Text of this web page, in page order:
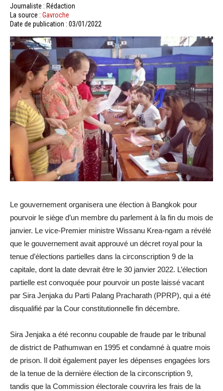
Journaliste : Rédaction
La source : Gavroche
Date de publication : 03/01/2022
Le gouvernement organisera une élection à Bangkok pour
pourvoir le siège d’un membre du parlement à la fin du mois de
janvier. Le vice-Premier ministre Wissanu Krea-ngam a révélé
que le gouvernement avait approuvé un décret royal pour la
tenue d’élections partielles dans la circonscription 9 de la
capitale, dont la date devrait être le 30 janvier 2022. L’élection
partielle est convoquée pour pourvoir un poste laissé vacant
par Sira Jenjaka du Parti Palang Pracharath (PPRP), qui a été
disqualifié par la Cour constitutionnelle fin décembre.
Sira Jenjaka a été reconnu coupable de fraude par le tribunal
de district de Pathumwan en 1995 et condamné à quatre mois
de prison. Il doit également payer les dépenses engagées lors
de la tenue de la dernière élection de la circonscription 9,
tandis que la Commission électorale couvrira les frais de la